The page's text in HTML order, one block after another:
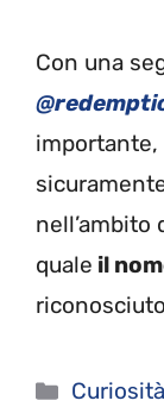
Con una
importante,
nell’ambito
quale il
Categorie
Curiosità